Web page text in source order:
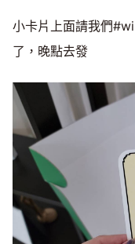
小卡片上面請我們
了，晚點去發